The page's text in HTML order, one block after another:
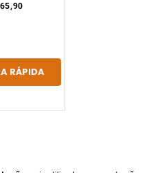
RÁPIDA